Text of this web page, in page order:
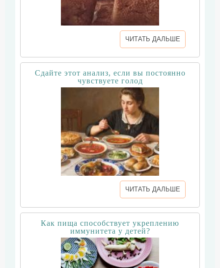
ЧИТАТЬ ДАЛЬШЕ
Сдайте этот анализ, если вы постоянно
чувствуете голод
ЧИТАТЬ ДАЛЬШЕ
Как пища способствует укреплению
иммунитета у детей?